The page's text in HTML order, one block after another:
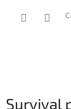
Survival